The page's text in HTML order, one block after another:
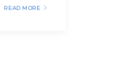
READ MORE